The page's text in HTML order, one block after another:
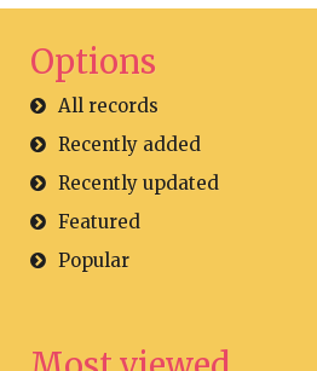
Options
All records
Recently added
Recently updated
Featured
Popular